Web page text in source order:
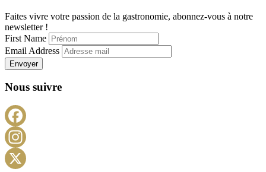
Faites vivre votre passion de la gastronomie, abonnez-vous à notre
newsletter !
First Name
Email Address
Envoyer
Nous suivre